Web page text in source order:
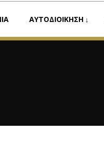
ΑΥΤΟΔΙΟΙΚΗΣΗ